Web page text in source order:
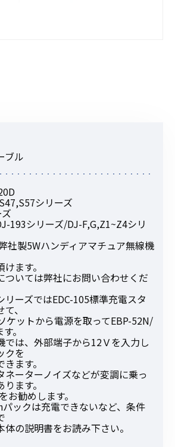
ブル
シリーズ
193シリーズ/DJ-F,G,Z1~Z4シリ
社製5Wハンディアマチュア無線機
ます。
ついては弊社にお問い合わせくだ
リーズではEDC-105標準充電スタ
、
ケットから電源を取ってEBP-52N/
。
では、外部端子から12Ｖを入力し
クを
ます。
ネーターノイズなどが変調に乗っ
ます。
お勧めします。
ックは充電できないなど、条件
の説明書をお読み下さい。